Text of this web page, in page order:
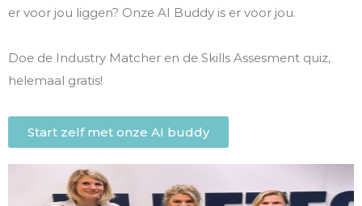
er voor jou liggen? Onze AI Buddy is er voor jou.
Doe de Industry Matcher en de Skills Assesment quiz,
helemaal gratis!
Start zelf met onze AI buddy